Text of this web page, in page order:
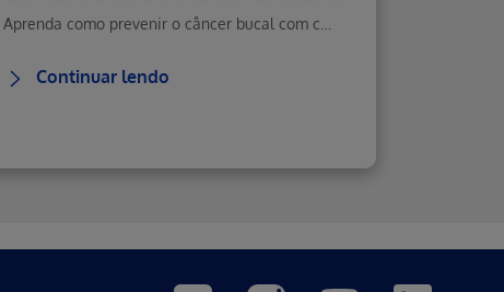
Continuar lendo